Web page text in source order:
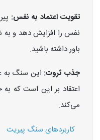
تقویت اعتماد به نفس:
نفس را افزایش دهد و به
باور داشته باشید.
جذب ثروت: این سنگ به
اعتقاد بر این است که
می‌کند.
کاربردهای سنگ پیریت